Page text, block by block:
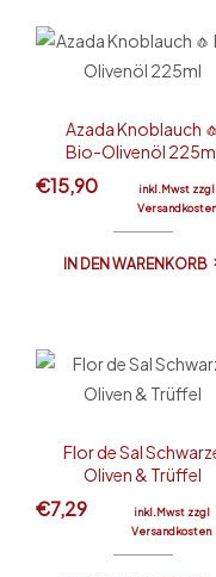
Azada Knoblauch 🧄
Bio-Olivenöl
€15,90
inkl.Mwst zzgl
Versandkosten
IN DEN WARENKORB
Flor de Sal
Oliven & Trüffel
€7,29
inkl.Mwst zzgl
Versandkosten